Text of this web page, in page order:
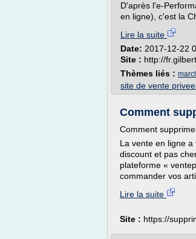
D'après l'e-
en ligne), c'est la
Lire la suite
Date: 2017-12-22
Site : http://
Thèmes liés :
site de vente
Comment
Comment
La vente en ligne
discount et pas
plateforme «
commander vos
Lire la suite
Site : https://